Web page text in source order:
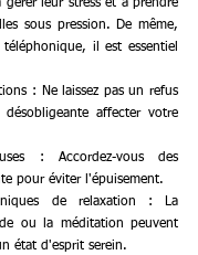
leur stress et à prendre
sous pression. De même,
il est essentiel
: Ne laissez pas un refus
affecter votre
: Accordez-vous des
pour éviter l'épuisement.
de relaxation : La
ou la méditation peuvent
état d'esprit serein.